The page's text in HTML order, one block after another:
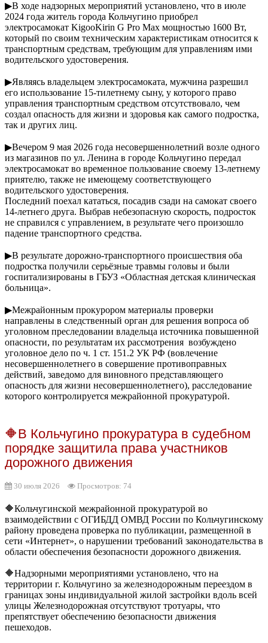
▶В ходе надзорных мероприятий установлено, что в июле
2024 года житель города Кольчугино приобрел
электросамокат KigooKirin G Pro Max мощностью 1600 Вт,
который по своим техническим характеристикам относится к
транспортным средствам, требующим для управлениям ими
водительского удостоверения.
▶Являясь владельцем электросамоката, мужчина разрешил
его использование 15-тилетнему сыну, у которого право
управления транспортным средством отсутствовало, чем
создал опасность для жизни и здоровья как самого подростка,
так и других лиц.
▶Вечером 9 мая 2026 года несовершеннолетний возле одного
из магазинов по ул. Ленина в городе Кольчугино передал
электросамокат во временное пользование своему 13-летнему
приятелю, также не имеющему соответствующего
водительского удостоверения.
Последний поехал кататься, посадив сзади на самокат своего
14-летнего друга. Выбрав небезопасную скорость, подросток
не справился с управлением, в результате чего произошло
падение транспортного средства.
▶В результате дорожно-транспортного происшествия оба
подростка получили серьёзные травмы головы и были
госпитализированы в ГБУЗ «Областная детская клиническая
больница».
▶Межрайонным прокурором материалы проверки
направлены в следственный орган для решения вопроса об
уголовном преследовании владельца источника повышенной
опасности, по результатам их рассмотрения возбуждено
уголовное дело по ч. 1 ст. 151.2 УК РФ (вовлечение
несовершеннолетнего в совершение противоправных
действий, заведомо для виновного представляющего
опасность для жизни несовершеннолетнего), расследование
которого контролируется межрайонной прокуратурой.
🔶В Кольчугино прокуратура в судебном
порядке защитила права участников
дорожного движения
30 июля 2026 Просмотров: 74
🔶Кольчугинской межрайонной прокуратурой во
взаимодействии с ОГИБДД ОМВД России по Кольчугинскому
району проведена проверка по публикации, размещенной в
сети «Интернет», о нарушении требований законодательства в
области обеспечения безопасности дорожного движения.
🔶Надзорными мероприятиями установлено, что на
территории г. Кольчугино за железнодорожным переездом в
границах зоны индивидуальной жилой застройки вдоль всей
улицы Железнодорожная отсутствуют тротуары, что
препятствует обеспечению безопасности движения
пешеходов.